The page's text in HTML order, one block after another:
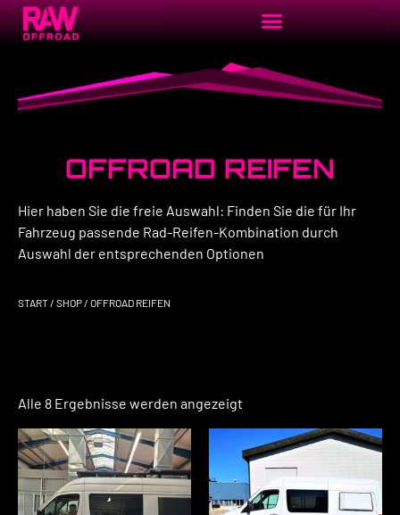
OFFROAD REIFEN
Hier haben Sie die freie Auswahl: Finden Sie die für Ihr
Fahrzeug passende Rad-Reifen-Kombination durch
Auswahl der entsprechenden Optionen
START/ SHOP/ OFFROAD REIFEN
Alle 8 Ergebnisse werden angezeigt